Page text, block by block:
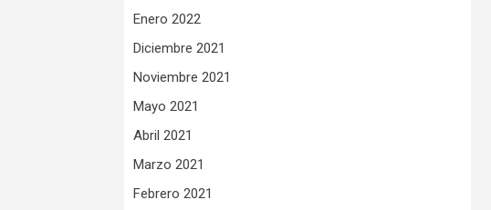
Enero 2022
Diciembre 2021
Noviembre 2021
Mayo 2021
Abril 2021
Marzo 2021
Febrero 2021